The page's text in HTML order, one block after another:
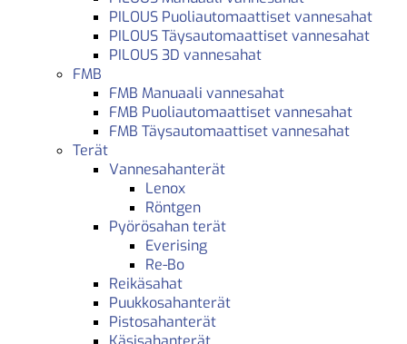
PILOUS Puoliautomaattiset vannesahat
PILOUS Täysautomaattiset vannesahat
PILOUS 3D vannesahat
FMB
FMB Manuaali vannesahat
FMB Puoliautomaattiset vannesahat
FMB Täysautomaattiset vannesahat
Terät
Vannesahanterät
Lenox
Röntgen
Pyörösahan terät
Everising
Re-Bo
Reikäsahat
Puukkosahanterät
Pistosahanterät